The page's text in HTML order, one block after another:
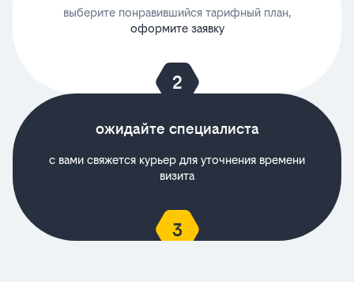
выберите понравившийся тарифный план,
оформите заявку
ожидайте специалиста
с вами свяжется курьер для уточнения времени
визита